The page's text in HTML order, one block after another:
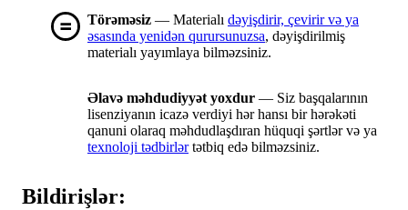
Törəməsiz — Materialı dəyişdirir, çevirir və ya
əsasında yenidən qurursunuzsa, dəyişdirilmiş
materialı yayımlaya bilməzsiniz.
Əlavə məhdudiyyət yoxdur — Siz başqalarının
lisenziyanın icazə verdiyi hər hansı bir hərəkəti
qanuni olaraq məhdudlaşdıran hüquqi şərtlər və ya
texnoloji tədbirlərtətbiq edə bilməzsiniz.
Bildirişlər: